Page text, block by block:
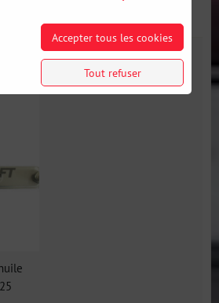
Complémentaires
Accepter tous les cookies
Tout refuser